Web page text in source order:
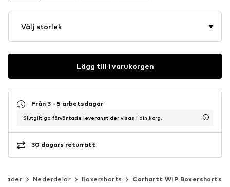
Välj storlek
Lägg till i varukorgen
Från 3 - 5 arbetsdagar
Slutgiltiga förväntade leveranstider visas i din korg.
30 dagars returrätt
Nederdelar Boxershorts Carhartt WIP Boxershorts